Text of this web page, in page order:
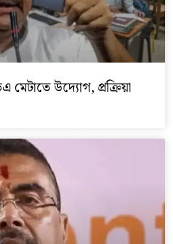
মেটাতে উদ্যোগ, প্রক্রিয়া